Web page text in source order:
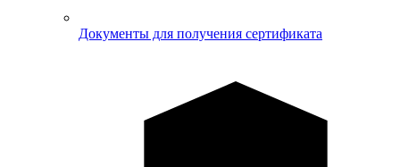
Документы для получения сертификата